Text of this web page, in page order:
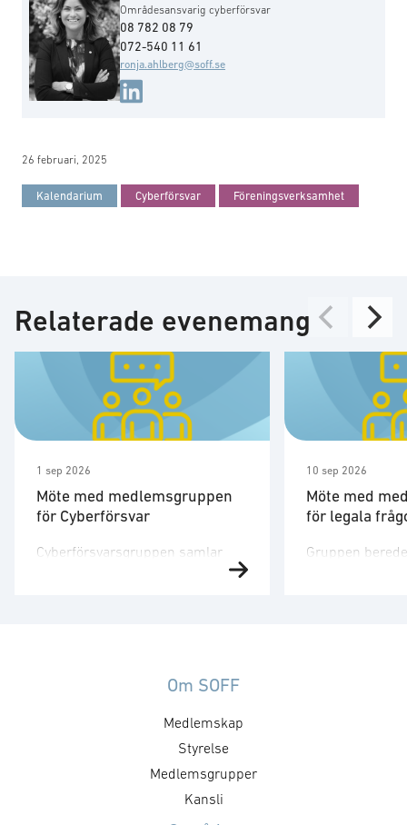
Områdesansvarig cyberförsvar
08 782 08 79
072-540 11 61
ronja.ahlberg@soff.se
26 februari, 2025
Kalendarium Cyberförsvar Föreningsverksamhet
Relaterade evenemang
1 sep 2026
Möte med medlemsgruppen
för Cyberförsvar
Cyberförsvarsgruppen samlar
utefter en årligt fastställd
mål och aktiviteter. Syftet med
mötet är att utveckla föreningens
positioner inom cyberområdet,
att besluta om kommande
10 sep 2026
Möte med
för legala
Gruppen
Om SOFF
Medlemskap
Styrelse
Medlemsgrupper
Kansli